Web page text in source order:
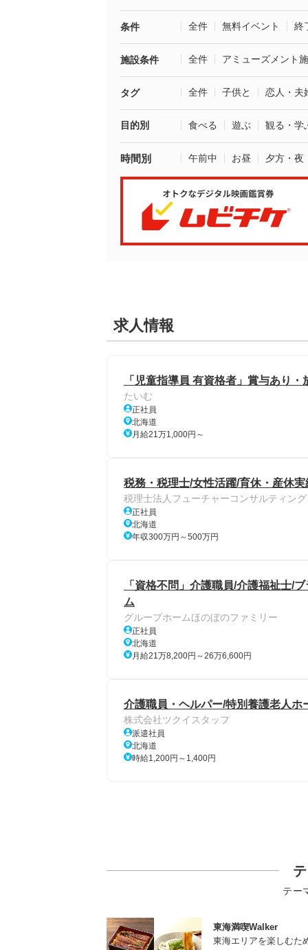
条件 全件 無料イベント 終
施設条件 全件 アミューズメント
タグ 全件 子供と 恋人・夫
目的別 食べる 遊ぶ 観る・学
時間別 午前中 お昼 夕方・夜
求人情報
「児童指導員 有資格者」賞与あり
たいむ
正社員
北海道
月給21万1,000円～
税務・税理士/女性活躍/育休・産休
税理士法人フューチャーコンサルティング
正社員
北海道
年収300万円～500万円
「資格不問」介護職員/介護福祉士/
ム
グループホームほのぼのファミリー
正社員
北海道
月給21万8,200円～26万6,600円
介護職員・ヘルパー/特別養護老人
株式会社ツクイスタッフ
派遣社員
北海道
時給1,200円～1,400円
テー
東海満喫Walker
東海エリアを楽しむた